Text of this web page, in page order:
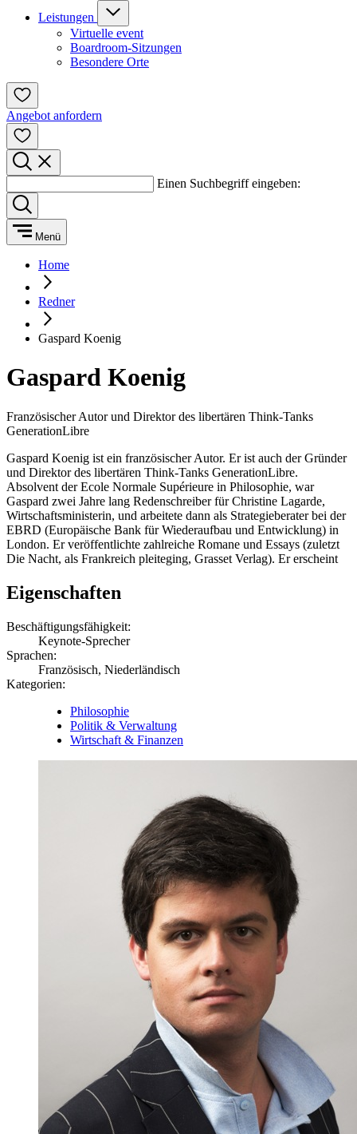
Leistungen
Virtuelle event
Boardroom-Sitzungen
Besondere Orte
Angebot anfordern
Einen Suchbegriff eingeben:
Menü
Home
Redner
Gaspard Koenig
Gaspard Koenig
Französischer Autor und Direktor des libertären Think-Tanks
GenerationLibre
Gaspard Koenig ist ein französischer Autor. Er ist auch der Gründer
und Direktor des libertären Think-Tanks GenerationLibre.
Absolvent der Ecole Normale Supérieure in Philosophie, war
Gaspard zwei Jahre lang Redenschreiber für Christine Lagarde,
Wirtschaftsministerin, und arbeitete dann als Strategieberater bei der
EBRD (Europäische Bank für Wiederaufbau und Entwicklung) in
London. Er veröffentlichte zahlreiche Romane und Essays (zuletzt
Die Nacht, als Frankreich pleiteging, Grasset Verlag). Er erscheint
Eigenschaften
Beschäftigungsfähigkeit:
Keynote-Sprecher
Sprachen:
Französisch, Niederländisch
Kategorien:
Philosophie
Politik & Verwaltung
Wirtschaft & Finanzen